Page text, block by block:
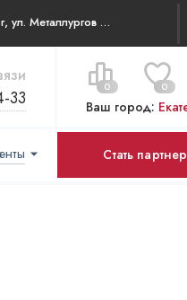
г. Екатеринбург, ул. Металлургов д 84 ТЦ WOW House
33
0 0
за все:
Перейти в
Ваш город:
Стать